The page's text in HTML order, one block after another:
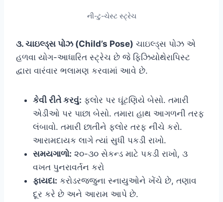
ની-ટુ-ચેસ્ટ સ્ટ્રેચ
૩. ચાઇલ્ડ્સ પોઝ (Child’s Pose) ચાઇલ્ડ્સ પોઝ એ
હળવા યોગ-આધારિત સ્ટ્રેચ છે જે ફિઝિયોથેરાપિસ્ટ
દ્વારા વારંવાર ભલામણ કરવામાં આવે છે.
કેવી રીતે કરવું: ફ્લોર પર ઘૂંટણિયે બેસો. તમારી
એડીઓ પર પાછા બેસો. તમારા હાથ આગળની તરફ
લંબાવો. તમારી છાતીને ફ્લોર તરફ નીચે કરો.
આરામદાયક લાગે ત્યાં સુધી પકડી રાખો.
સમયગાળો: ૨૦-૩૦ સેકન્ડ માટે પકડી રાખો, ૩
વખત પુનરાવર્તન કરો
ફાયદા: કરોડરજ્જુના સ્નાયુઓને ખેંચે છે, તણાવ
દૂર કરે છે અને આરામ આપે છે.